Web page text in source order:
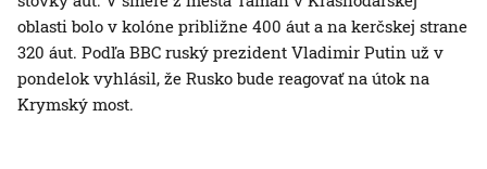
oblasti bolo v kolóne približne 400 áut a na kerčskej strane
320 áut. Podľa BBC ruský prezident Vladimir Putin už v
pondelok vyhlásil, že Rusko bude reagovať na útok na
Krymský most.